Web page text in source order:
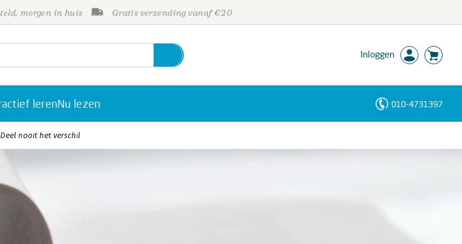
morgen in huis Gratis verzending vanaf €20
Inloggen
lerenNu lezen 010-4731397
nooit het verschil
Personen